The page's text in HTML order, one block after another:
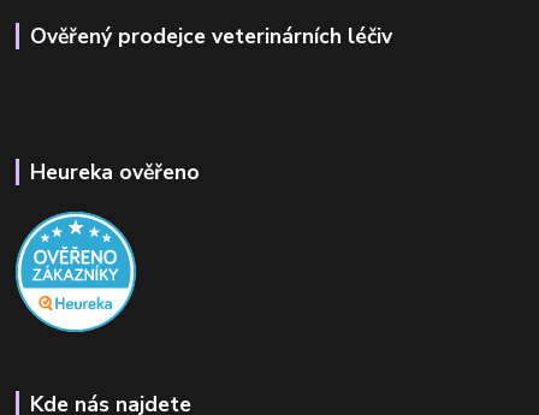
Ověřený prodejce veterinárních léčiv
Heureka ověřeno
Kde nás najdete